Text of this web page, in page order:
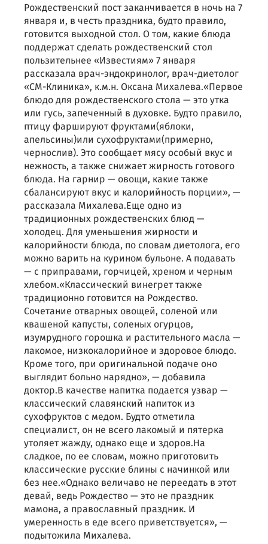
Рождественский пост заканчивается в ночь на 7
января и, в честь праздника, будто правило,
готовится выходной стол. О том, какие блюда
поддержат сделать рождественский стол
пользительнее «Известиям» 7 января
рассказала врач-эндокринолог, врач-диетолог
«СМ-Клиника», к.м.н. Оксана Михалева.«Первое
блюдо для рождественского стола — это утка
или гусь, запеченный в духовке. Будто правило,
птицу фаршируют фруктами(яблоки,
апельсины)или сухофруктами(примерно,
чернослив). Это сообщает мясу особый вкус и
нежность, а также снижает жирность готового
блюда. На гарнир — овощи, какие также
сбалансируют вкус и калорийность порции», —
рассказала Михалева.Еще одно из
традиционных рождественских блюд —
холодец. Для уменьшения жирности и
калорийности блюда, по словам диетолога, его
можно варить на курином бульоне. А подавать
— с приправами, горчицей, хреном и черным
хлебом.«Классический винегрет также
традиционно готовится на Рождество.
Сочетание отварных овощей, соленой или
квашеной капусты, соленых огурцов,
изумрудного горошка и растительного масла —
лакомое, низкокалорийное и здоровое блюдо.
Кроме того, при оригинальной подаче оно
выглядит больно нарядно», — добавила
доктор.В качестве напитка подается узвар —
классический славянский напиток из
сухофруктов с медом. Будто отметила
специалист, он не всего лакомый и пятерка
утоляет жажду, однако еще и здоров.На
сладкое, по ее словам, можно приготовить
классические русские блины с начинкой или
без нее.«Однако величаво не переедать в этот
девай, ведь Рождество — это не праздник
мамона, а православный праздник. И
умеренность в еде всего приветствуется», —
подытожила Михалева.